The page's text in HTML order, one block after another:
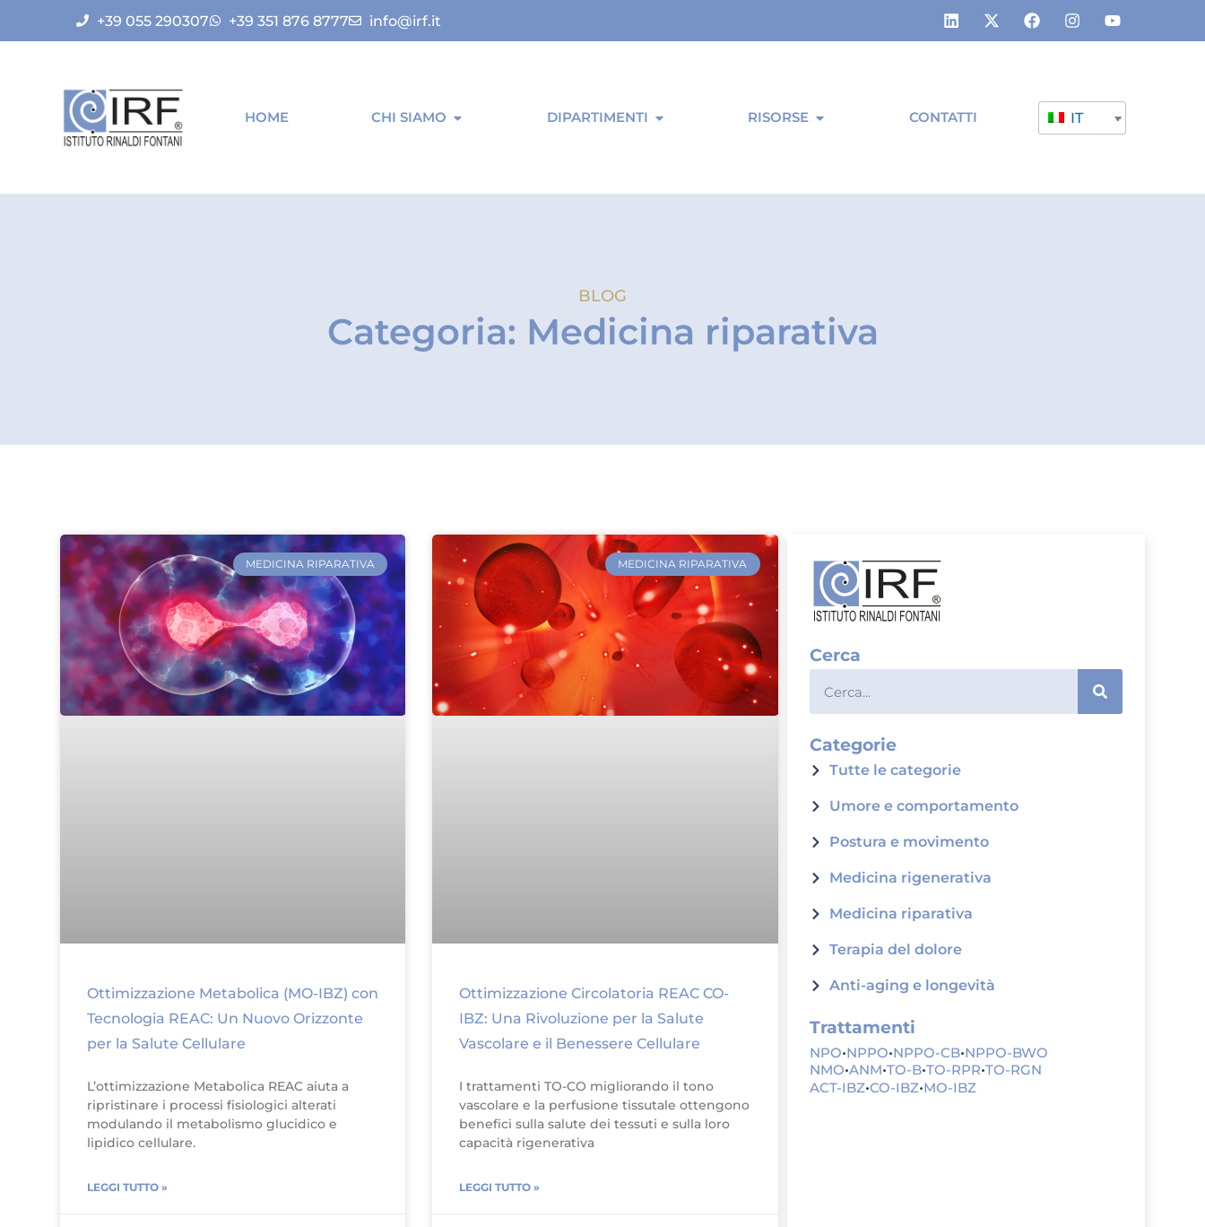
+39 055 290307 +39 351 876 8777 info@irf.it
HOME CHI SIAMO DIPARTIMENTI RISORSE CONTATTI IT
BLOG
Categoria: Medicina riparativa
MEDICINA RIPARATIVA
Ottimizzazione Metabolica (MO-IBZ) con
Tecnologia REAC: Un Nuovo Orizzonte
per la Salute Cellulare
L’ottimizzazione Metabolica REAC aiuta a
ripristinare i processi fisiologici alterati
modulando il metabolismo glucidico e
lipidico cellulare.
LEGGI TUTTO »
MEDICINA RIPARATIVA
Ottimizzazione Circolatoria REAC CO-
IBZ: Una Rivoluzione per la Salute
Vascolare e il Benessere Cellulare
I trattamenti TO-CO migliorando il tono
vascolare e la perfusione tissutale ottengono
benefici sulla salute dei tessuti e sulla loro
capacità rigenerativa
LEGGI TUTTO »
Cerca
Categorie
Tutte le categorie
Umore e comportamento
Postura e movimento
Medicina rigenerativa
Medicina riparativa
Terapia del dolore
Anti-aging e longevità
Trattamenti
NPO•NPPO•NPPO-CB•NPPO-BWO
NMO•ANM•TO-B•TO-RPR•TO-RGN
ACT-IBZ•CO-IBZ•MO-IBZ